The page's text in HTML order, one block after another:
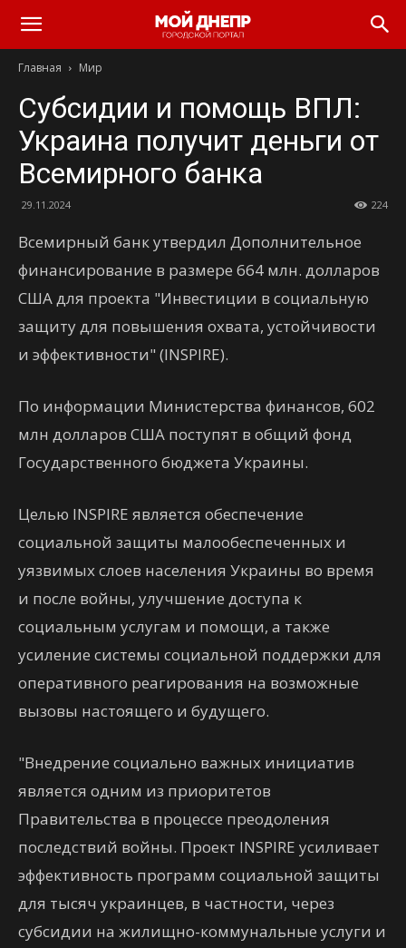
Главная Мир
Субсидии и помощь ВПЛ:
Украина получит деньги от
Всемирного банка
29.11.2024 224
Всемирный банк утвердил Дополнительное
финансирование в размере 664 млн. долларов
США для проекта "Инвестиции в социальную
защиту для повышения охвата, устойчивости
и эффективности" (INSPIRE).
По информации Министерства финансов, 602
млн долларов США поступят в общий фонд
Государственного бюджета Украины.
Целью INSPIRE является обеспечение
социальной защиты малообеспеченных и
уязвимых слоев населения Украины во время
и после войны, улучшение доступа к
социальным услугам и помощи, а также
усиление системы социальной поддержки для
оперативного реагирования на возможные
вызовы настоящего и будущего.
"Внедрение социально важных инициатив
является одним из приоритетов
Правительства в процессе преодоления
последствий войны. Проект INSPIRE усиливает
эффективность программ социальной защиты
для тысяч украинцев, в частности, через
субсидии на жилищно-коммунальные услуги и